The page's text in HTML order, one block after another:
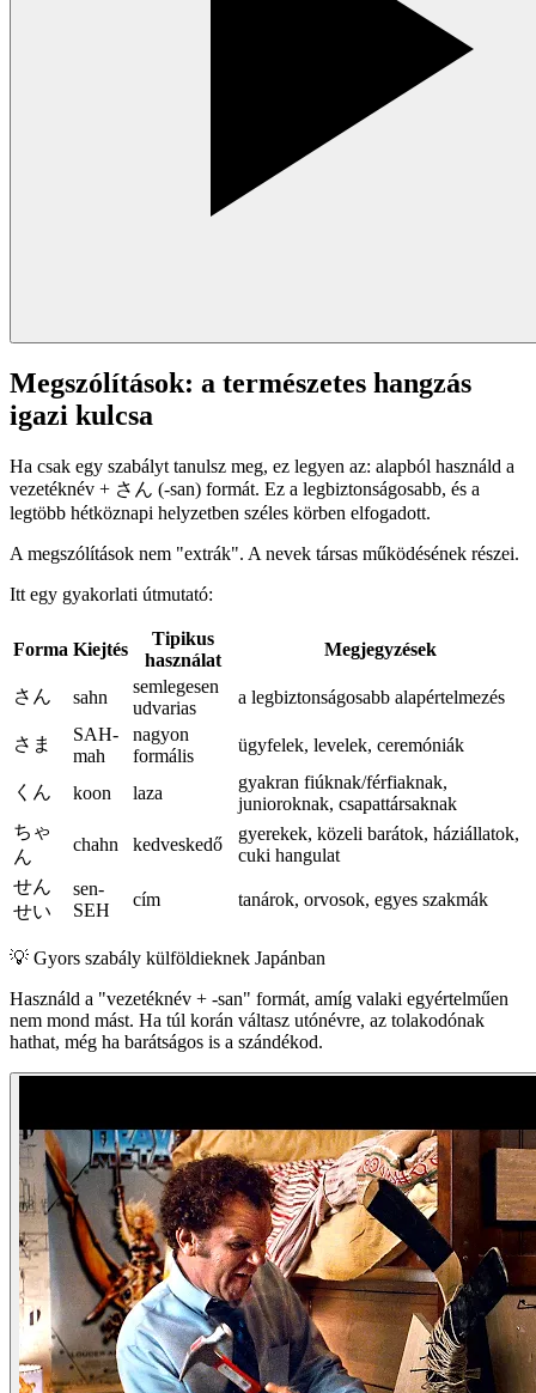
Megszólítások: a természetes hangzás
igazi kulcsa
Ha csak egy szabályt tanulsz meg, ez legyen az: alapból használd a
vezetéknév + さん (-san) formát. Ez a legbiztonságosabb, és a
legtöbb hétköznapi helyzetben széles körben elfogadott.
A megszólítások nem "extrák". A nevek társas működésének részei.
Itt egy gyakorlati útmutató:
Forma Kiejtés
Tipikus
használat
Megjegyzések
さん sahn
semlegesen
udvarias
a legbiztonságosabb alapértelmezés
さま
SAH-
mah
nagyon
formális
ügyfelek, levelek, ceremóniák
くん koon laza
gyakran fiúknak/férfiaknak,
junioroknak, csapattársaknak
ちゃ
ん
chahn kedveskedő
gyerekek, közeli barátok, háziállatok,
cuki hangulat
せん
せい
sen-
SEH
cím tanárok, orvosok, egyes szakmák
💡 Gyors szabály külföldieknek Japánban
Használd a "vezetéknév + -san" formát, amíg valaki egyértelműen
nem mond mást. Ha túl korán váltasz utónévre, az tolakodónak
hathat, még ha barátságos is a szándékod.